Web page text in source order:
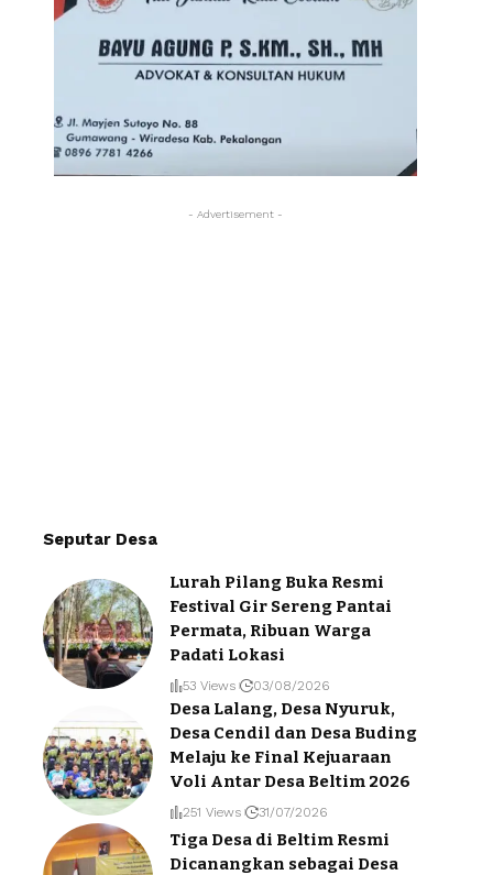
- Advertisement -
Seputar Desa
Lurah Pilang Buka Resmi
Festival Gir Sereng Pantai
Permata, Ribuan Warga
Padati Lokasi
53 Views 03/08/2026
Desa Lalang, Desa Nyuruk,
Desa Cendil dan Desa Buding
Melaju ke Final Kejuaraan
Voli Antar Desa Beltim 2026
251 Views 31/07/2026
Tiga Desa di Beltim Resmi
Dicanangkan sebagai Desa